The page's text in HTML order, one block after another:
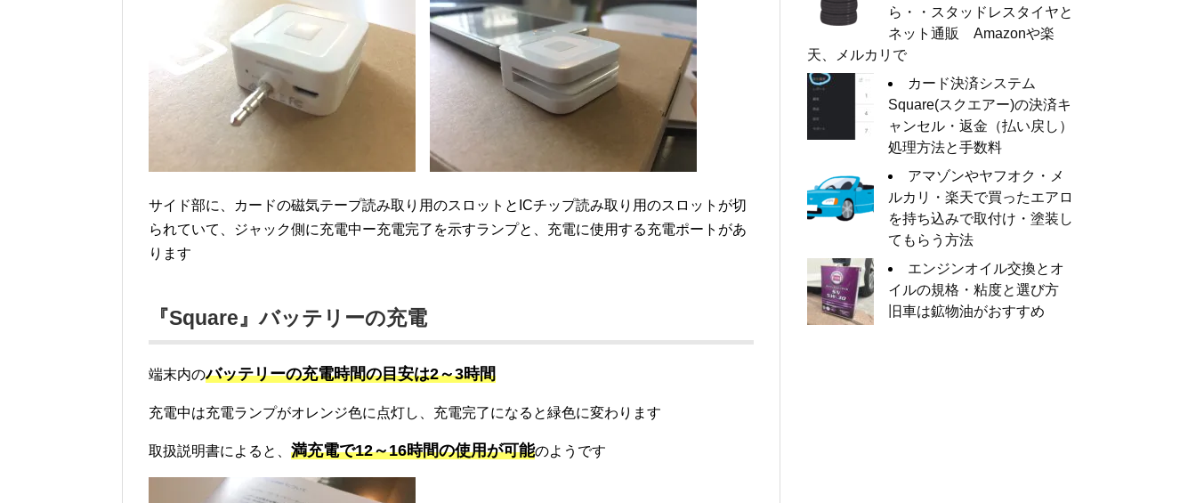
サイド部に、カードの磁気テープ読み取り用のスロットとICチップ読み取り用のスロットが切
られていて、ジャック側に充電中ー充電完了を示すランプと、充電に使用する充電ポートがあ
ります
『Square』バッテリーの充電
端末内のバッテリーの充電時間の目安は2～3時間
充電中は充電ランプがオレンジ色に点灯し、充電完了になると緑色に変わります
取扱説明書によると、 満充電で12～16時間の使用が可能のようです
ら・・スタッドレスタイヤと
ネット通販 Amazonや楽
天、メルカリで
カード決済システム
Square(スクエアー)の決済キ
ャンセル・返金（払い戻し）
処理方法と手数料
アマゾンやヤフオク・メ
ルカリ・楽天で買ったエアロ
を持ち込みで取付け・塗装し
てもらう方法
エンジンオイル交換とオ
イルの規格・粘度と選び方
旧車は鉱物油がおすすめ